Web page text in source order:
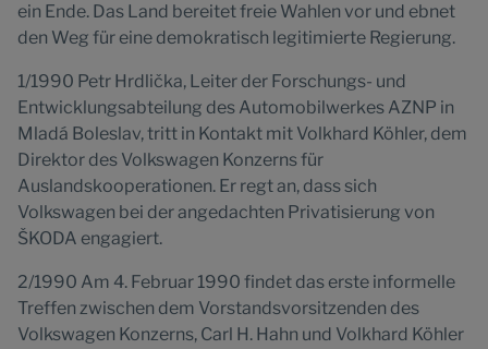
ein Ende. Das Land bereitet freie Wahlen vor und ebnet
den Weg für eine demokratisch legitimierte Regierung.
1/1990 Petr Hrdlička, Leiter der Forschungs- und
Entwicklungsabteilung des Automobilwerkes AZNP in
Mladá Boleslav, tritt in Kontakt mit Volkhard Köhler, dem
Direktor des Volkswagen Konzerns für
Auslandskooperationen. Er regt an, dass sich
Volkswagen bei der angedachten Privatisierung von
ŠKODA engagiert.
2/1990 Am 4. Februar 1990 findet das erste informelle
Treffen zwischen dem Vorstandsvorsitzenden des
Volkswagen Konzerns, Carl H. Hahn und Volkhard Köhler